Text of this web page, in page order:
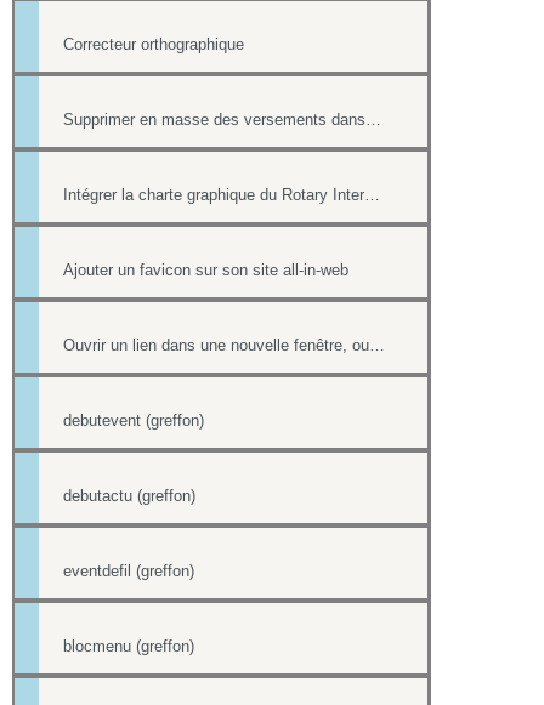
Correcteur orthographique
Supprimer en masse des versements dans la Trésorerie
Intégrer la charte graphique du Rotary International dans un site all-in-web
Ajouter un favicon sur son site all-in-web
Ouvrir un lien dans une nouvelle fenêtre, ouvrir dans un nouvel onglet
debutevent (greffon)
debutactu (greffon)
eventdefil (greffon)
blocmenu (greffon)